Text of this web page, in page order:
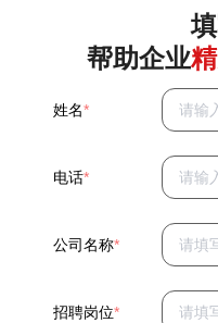
帮助企业
姓名*
电话*
公司名称*
招聘岗位*